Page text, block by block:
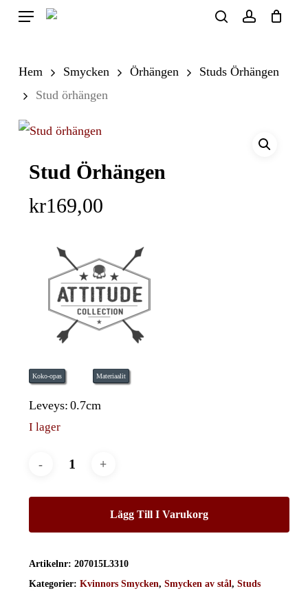
Skip
content
Menu
Hem Smycken Örhängen
Studs Örhängen
Stud örhängen
Stud Örhängen
kr169,00
Koko-opas Materiaalit
Leveys: 0.7cm
I lager
Lägg Till I Varukorg
Artikelnr: 207015L3310
Kategorier: Kvinnors Smycken, Smycken av stål, Studs